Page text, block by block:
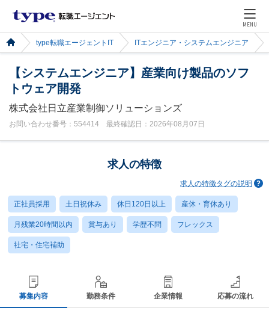
MENU
type転職エージェントIT ITエンジニア・システムエンジニア
【システムエンジニア】産業向け製品のソフ
トウェア開発
株式会社日立産業制御ソリューションズ
お問い合わせ番号：554414 最終確認日：2026年08月07日
求人の特徴
求人の特徴タグの説明
正社員採用 土日祝休み 休日120日以上 産休・育休あり
月残業20時間以内 賞与あり 学歴不問 フレックス
社宅・住宅補助
募集内容 勤務条件 企業情報 応募の流れ